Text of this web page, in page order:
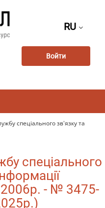
RU
Войти
спеціального зв'язку та
спеціального
- № 3475-